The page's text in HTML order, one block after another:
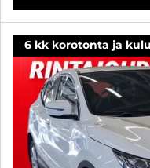
6 kk korotonta ja